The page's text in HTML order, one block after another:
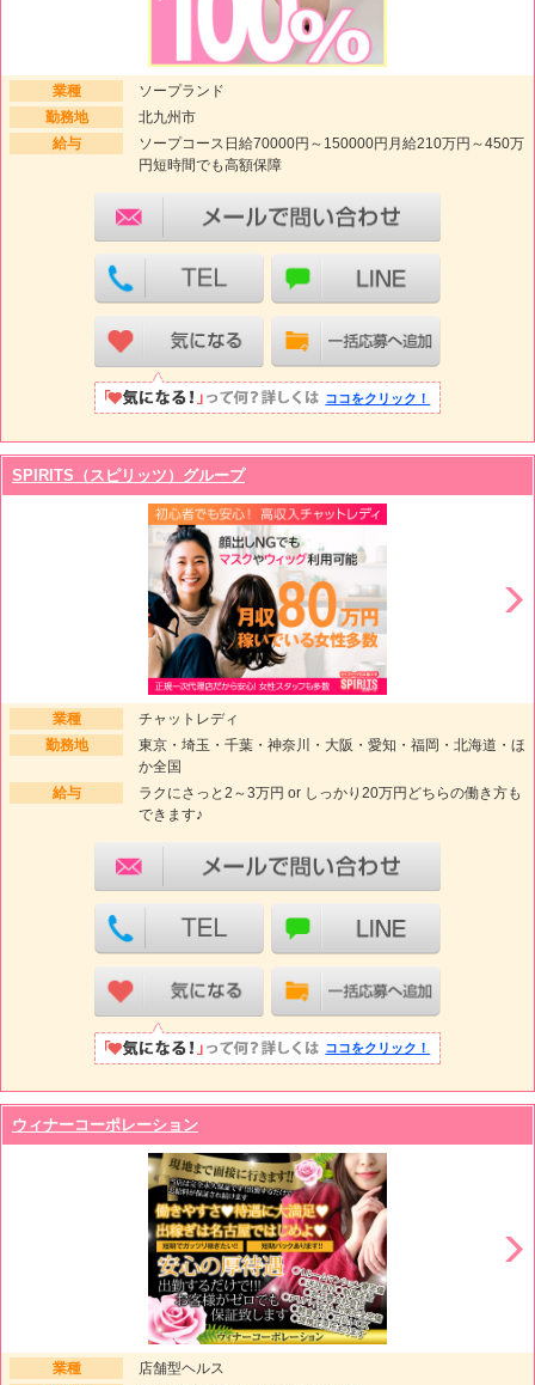
業種
ソープランド
勤務地
北九州市
給与
ソープコース日給70000円～150000円月給210万円～450万
円短時間でも高額保障
ココをクリック！
SPIRITS（スピリッツ）グループ
業種
チャットレディ
勤務地
東京・埼玉・千葉・神奈川・大阪・愛知・福岡・北海道・ほ
か全国
給与
ラクにさっと2～3万円 or しっかり20万円どちらの働き方も
できます♪
ココをクリック！
ウィナーコーポレーション
業種
店舗型ヘルス